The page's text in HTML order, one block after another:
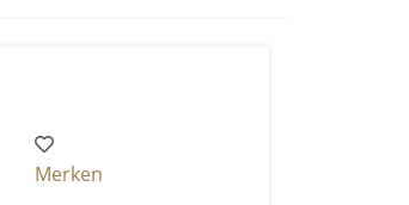
Merken